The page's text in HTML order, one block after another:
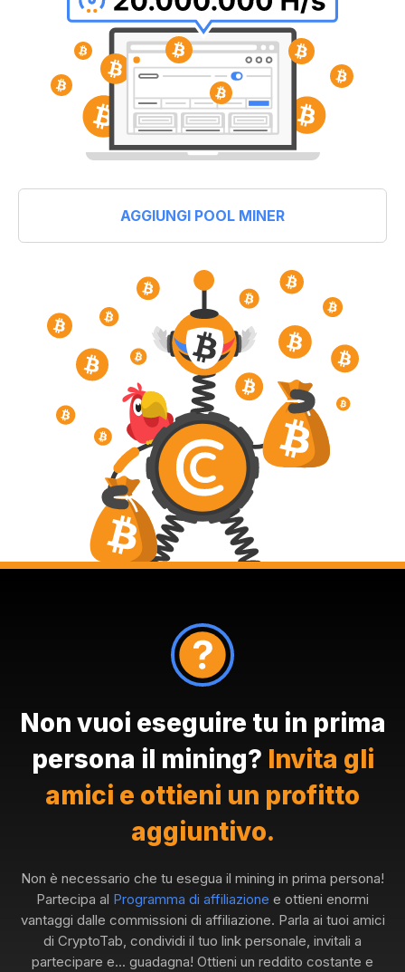
AGGIUNGI POOL MINER
Non vuoi eseguire tu in prima
persona il mining? Invita gli
amici e ottieni un profitto
aggiuntivo.
Non è necessario che tu esegua il mining in prima persona!
Partecipa al Programma di affiliazione e ottieni enormi
vantaggi dalle commissioni di affiliazione. Parla ai tuoi amici
di CryptoTab, condividi il tuo link personale, invitali a
partecipare e... guadagna! Ottieni un reddito costante e